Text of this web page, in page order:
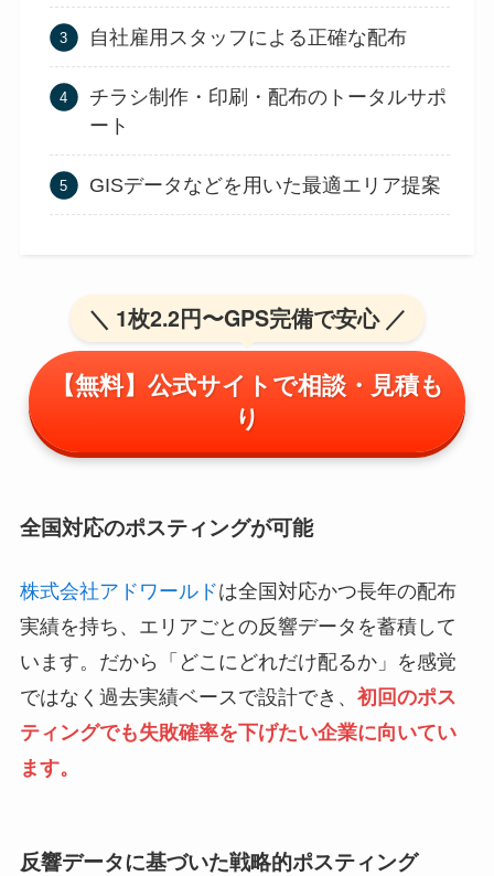
自社雇用スタッフによる正確な配布
チラシ制作・印刷・配布のトータルサポ
ート
GISデータなどを用いた最適エリア提案
＼ 1枚2.2円〜GPS完備で安心 ／
【無料】公式サイトで相談・見積も
り
全国対応のポスティングが可能
株式会社アドワールドは全国対応かつ長年の配布
実績を持ち、エリアごとの反響データを蓄積して
います。だから「どこにどれだけ配るか」を感覚
ではなく過去実績ベースで設計でき、 初回のポス
ティングでも失敗確率を下げたい企業に向いてい
ます。
反響データに基づいた戦略的ポスティング